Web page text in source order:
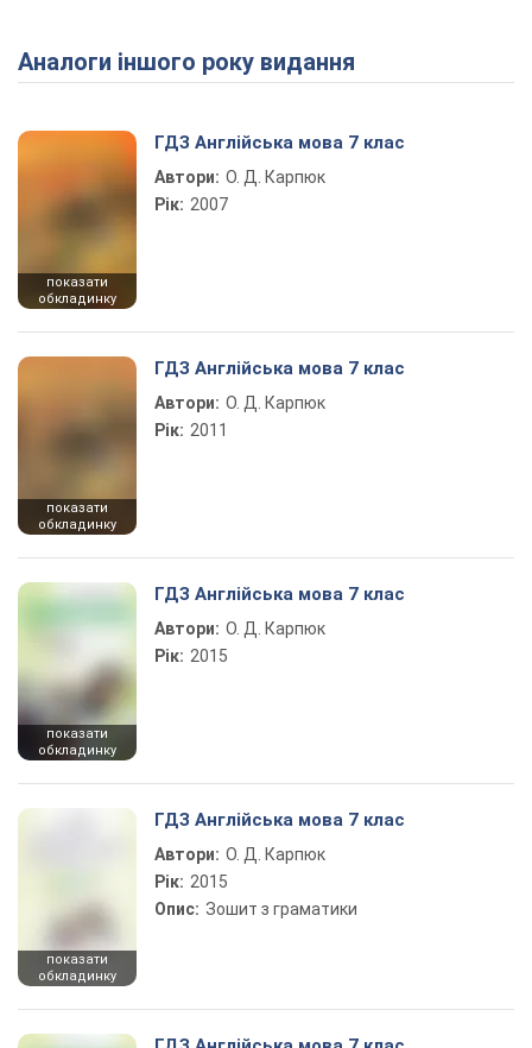
Play Video
Аналоги іншого року видання
показати
обкладинку
ГДЗ Англійська мова 7 клас
Автори: О. Д. Карпюк
Рік: 2007
показати
обкладинку
ГДЗ Англійська мова 7 клас
Автори: О. Д. Карпюк
Рік: 2011
показати
обкладинку
ГДЗ Англійська мова 7 клас
Автори: О. Д. Карпюк
Рік: 2015
показати
обкладинку
ГДЗ Англійська мова 7 клас
Автори: О. Д. Карпюк
Рік: 2015
Опис: Зошит з граматики